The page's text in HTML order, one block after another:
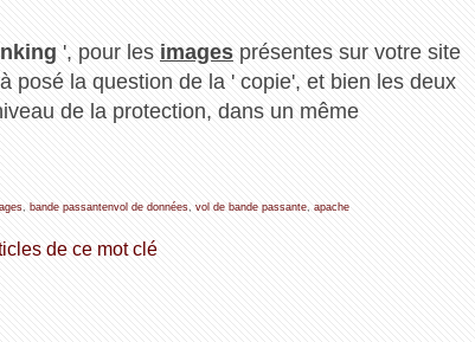
', pour les images présentes sur votre site
posé la question de la ' copie', et bien les deux
de la protection, dans un même
, bande passantenvol de données, vol de bande passante, apache
de ce mot clé